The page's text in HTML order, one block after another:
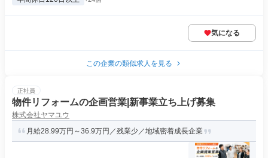
気になる
この企業の類似求人を見る
正社員
物件リフォームの企画営業|新事業立ち上げ募集
株式会社ヤマユウ
月給28.99万円～36.9万円／残業少／地域密着成長企業